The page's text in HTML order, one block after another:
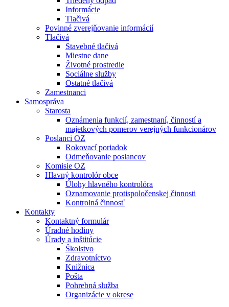
Informácie
Tlačivá
Povinné zverejňovanie informácií
Tlačivá
Stavebné tlačivá
Miestne dane
Životné prostredie
Sociálne služby
Ostatné tlačivá
Zamestnanci
Samospráva
Starosta
Oznámenia funkcií, zamestnaní, činností a
majetkových pomerov verejných funkcionárov
Poslanci OZ
Rokovací poriadok
Odmeňovanie poslancov
Komisie OZ
Hlavný kontrolór obce
Úlohy hlavného kontrolóra
Oznamovanie protispoločenskej činnosti
Kontrolná činnosť
Kontakty
Kontaktný formulár
Úradné hodiny
Úrady a inštitúcie
Školstvo
Zdravotníctvo
Knižnica
Pošta
Pohrebná služba
Organizácie v okrese